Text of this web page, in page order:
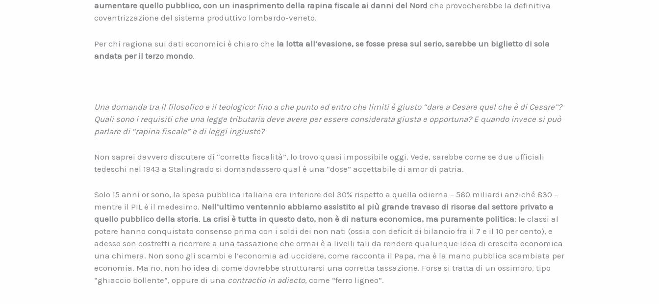
aumentare quello pubblico, con un inasprimento della rapina fiscale ai danni del Nord che provocherebbe la definitiva
coventrizzazione del sistema produttivo lombardo-veneto.
Per chi ragiona sui dati economici è chiaro che la lotta all’evasione, se fosse presa sul serio, sarebbe un biglietto di sola
andata per il terzo mondo.
Una domanda tra il filosofico e il teologico: fino a che punto ed entro che limiti è giusto “dare a Cesare quel che è di Cesare”?
Quali sono i requisiti che una legge tributaria deve avere per essere considerata giusta e opportuna? E quando invece si può
parlare di “rapina fiscale” e di leggi ingiuste?
Non saprei davvero discutere di “corretta fiscalità”, lo trovo quasi impossibile oggi. Vede, sarebbe come se due ufficiali
tedeschi nel 1943 a Stalingrado si domandassero qual è una “dose” accettabile di amor di patria.
Solo 15 anni or sono, la spesa pubblica italiana era inferiore del 30% rispetto a quella odierna – 560 miliardi anziché 830 –
mentre il PIL è il medesimo. Nell’ultimo ventennio abbiamo assistito al più grande travaso di risorse dal settore privato a
quello pubblico della storia. La crisi è tutta in questo dato, non è di natura economica, ma puramente politica: le classi al
potere hanno conquistato consenso prima con i soldi dei non nati (ossia con deficit di bilancio fra il 7 e il 10 per cento), e
adesso son costretti a ricorrere a una tassazione che ormai è a livelli tali da rendere qualunque idea di crescita economica
una chimera. Non sono gli scambi e l’economia ad uccidere, come racconta il Papa, ma è la mano pubblica scambiata per
economia. Ma no, non ho idea di come dovrebbe strutturarsi una corretta tassazione. Forse si tratta di un ossimoro, tipo
“ghiaccio bollente”, oppure di una contractio in adiecto, come “ferro ligneo”.